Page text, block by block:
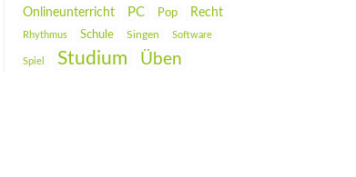
Onlineunterricht PC Pop Recht
Rhythmus Schule Singen Software
Spiel Studium Üben